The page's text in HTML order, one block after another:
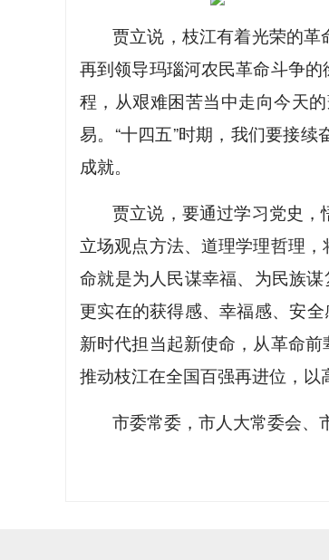
贾立说，枝江有着光荣的革
再到领导玛瑙河农民革命斗争
程，从艰难困苦当中走向今天
易。“十四五”时期，我们要接
成就。
贾立说，要通过学习党史
立场观点方法、道理学理哲理
命就是为人民谋幸福、为民族
更实在的获得感、幸福感、安
新时代担当起新使命，从革命
推动枝江在全国百强再进位，以
市委常委，市人大常委会、